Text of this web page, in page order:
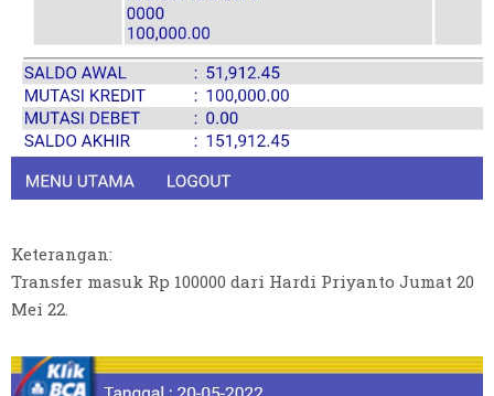
Keterangan:
Transfer masuk Rp 100000 dari Hardi Priyanto Jumat 20
Mei 22.